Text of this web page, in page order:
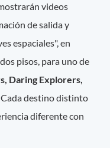
videos
de salida y
espaciales", en
pisos, para uno de
Daring Explorers,
Cada destino distinto
diferente con